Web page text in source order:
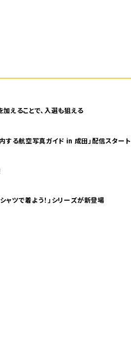
えることで、入選も狙える
する航空写真ガイド in 成田」配信スタート
pTaに「 世界の空港をTシャツで着よう！」シリーズが新登場